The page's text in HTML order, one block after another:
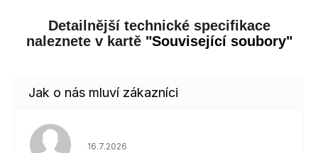
Detailnější technické specifikace
naleznete v kartě "Související soubory"
Hodnocení obchodu je 5 z 5 hvězdiček.
16.7.2026